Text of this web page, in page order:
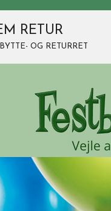
RETUR
OG RETURRET